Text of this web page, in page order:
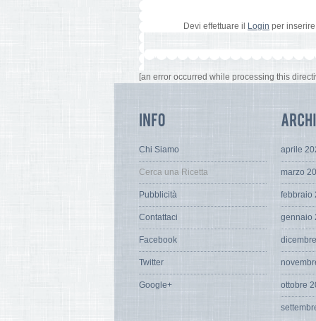
Devi effettuare il Login per
[an error occurred while processing this
Chi Siamo
Cerca una Ricetta
Pubblicità
Contattaci
Facebook
Twitter
Google+
aprile
marzo
febbraio
gennaio
ottobre